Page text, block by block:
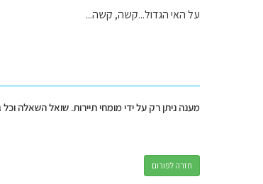
על האי הגדול...קשה, קשה...
מענה ניתן רק על ידי מומחי תיירות. שואל השאלה
חזרה לפורום